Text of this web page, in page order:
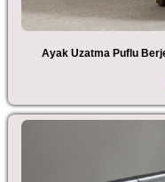
Ayak Uzatma Puflu